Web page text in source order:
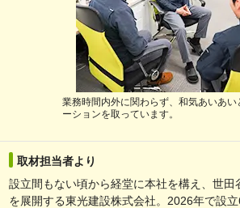
業務時間内外に関わらず、和気あいあい
ーションを取っています。
取材担当者より
設立間もない頃から経堂に本社を構え、世田
を展開する東光建設株式会社。2026年で設